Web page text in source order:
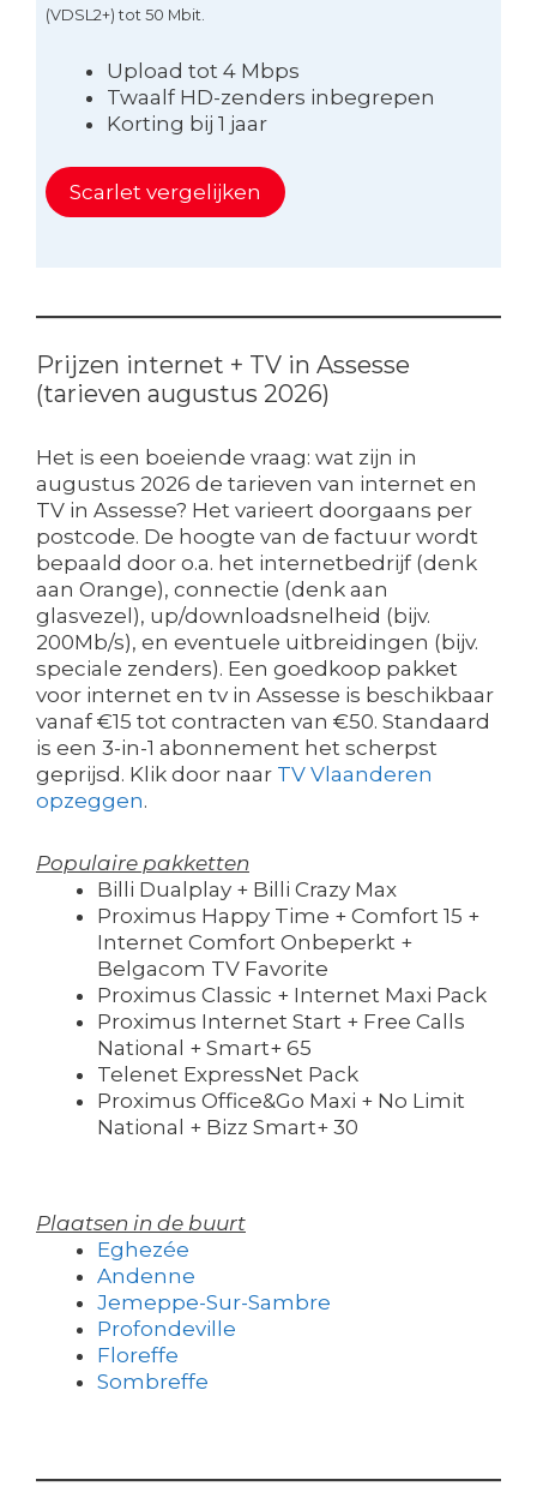
(VDSL2+) tot 50 Mbit.
Upload tot 4 Mbps
Twaalf HD-zenders inbegrepen
Korting bij 1 jaar
Scarlet vergelijken
Prijzen internet + TV in Assesse
(tarieven augustus 2026)
Het is een boeiende vraag: wat zijn in
augustus 2026 de tarieven van internet en
TV in Assesse? Het varieert doorgaans per
postcode. De hoogte van de factuur wordt
bepaald door o.a. het internetbedrijf (denk
aan Orange), connectie (denk aan
glasvezel), up/downloadsnelheid (bijv.
200Mb/s), en eventuele uitbreidingen (bijv.
speciale zenders). Een goedkoop pakket
voor internet en tv in Assesse is beschikbaar
vanaf €15 tot contracten van €50. Standaard
is een 3-in-1 abonnement het scherpst
geprijsd. Klik door naar TV Vlaanderen
opzeggen.
Populaire pakketten
Billi Dualplay + Billi Crazy Max
Proximus Happy Time + Comfort 15 +
Internet Comfort Onbeperkt +
Belgacom TV Favorite
Proximus Classic + Internet Maxi Pack
Proximus Internet Start + Free Calls
National + Smart+ 65
Telenet ExpressNet Pack
Proximus Office&Go Maxi + No Limit
National + Bizz Smart+ 30
Plaatsen in de buurt
Eghezée
Andenne
Jemeppe-Sur-Sambre
Profondeville
Floreffe
Sombreffe